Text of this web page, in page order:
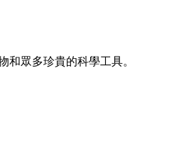
眾多珍貴的科學工具。